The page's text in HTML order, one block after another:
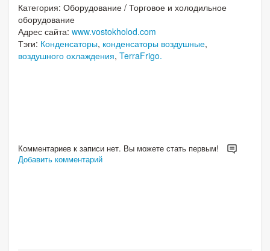
Категория: Оборудование / Торговое и холодильное
оборудование
Адрес сайта: www.vostokholod.com
Тэги: Конденсаторы, конденсаторы воздушные,
воздушного охлаждения, TerraFrigo.
Комментариев к записи нет. Вы можете стать первым!
Добавить комментарий